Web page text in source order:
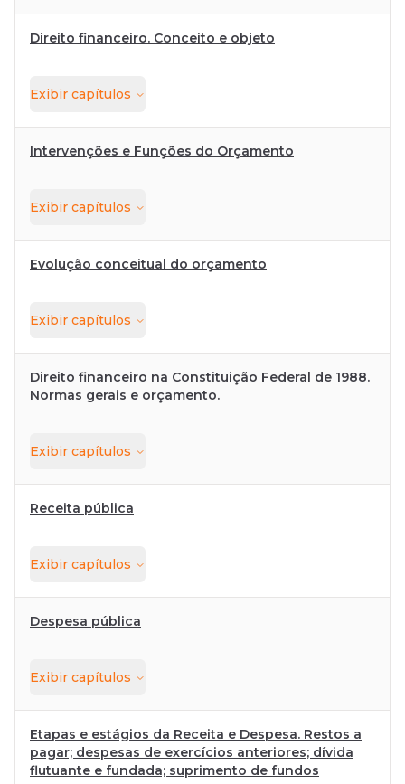
Direito financeiro. Conceito e objeto
Exibir capítulos
Intervenções e Funções do Orçamento
Exibir capítulos
Evolução conceitual do orçamento
Exibir capítulos
Direito financeiro na Constituição Federal de 1988.
Normas gerais e orçamento.
Exibir capítulos
Receita pública
Exibir capítulos
Despesa pública
Exibir capítulos
Etapas e estágios da Receita e Despesa. Restos a
pagar; despesas de exercícios anteriores; dívida
flutuante e fundada; suprimento de fundos